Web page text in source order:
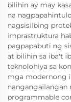
bilihin ay may
na
nagsisilbing
imprastruktura
pagpapabuti ng
at bilihin sa iba't
teknolohiya sa
mga modernong
nangangailangan
programmable